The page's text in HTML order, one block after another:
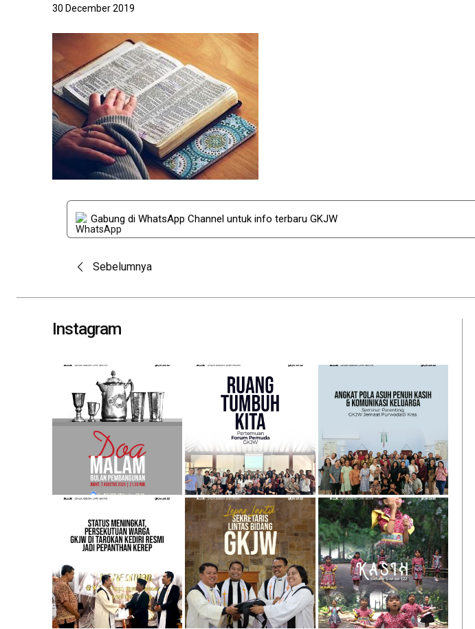
30 December 2019
Gabung di WhatsApp Channel untuk info terbaru GKJW
Post
navigation
Sebelumnya
Instagram